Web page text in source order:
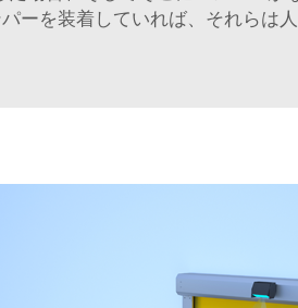
ーを装着していれば、それらは